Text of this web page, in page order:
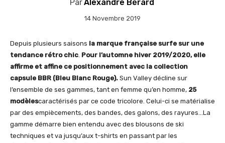
ParAlexandre Bérard
14 Novembre 2019
Depuis plusieurs saisons la marque française surfe sur une
tendance rétro chic. Pour l’automne hiver 2019/2020, elle
affirme et affine ce positionnement avec la collection
capsule BBR (Bleu Blanc Rouge). Sun Valley décline sur
l’ensemble de ses gammes, tant en femme qu’en homme, 25
modèlescaractérisés par ce code tricolore. Celui-ci se matérialise
par des empiècements, des bandes, des galons, des rayures…La
gamme démarre bien entendu avec des blousons de ski
techniques et va jusqu’aux t-shirts en passant par les